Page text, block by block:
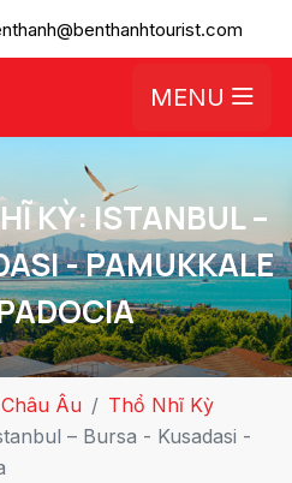
MENU
KỲ: ISTANBUL –
- PAMUKKALE
Châu Âu
Thổ Nhĩ Kỳ
– Bursa - Kusadasi -